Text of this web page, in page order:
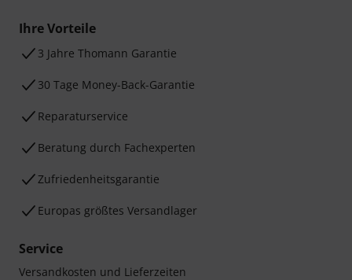
Ihre Vorteile
3 Jahre Thomann Garantie
30 Tage Money-Back-Garantie
Reparaturservice
Beratung durch Fachexperten
Zufriedenheitsgarantie
Europas größtes Versandlager
Service
Versandkosten und Lieferzeiten